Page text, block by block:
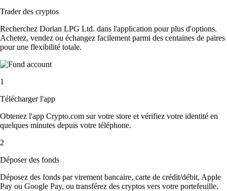
Trader des cryptos
Recherchez Dorian LPG Ltd. dans l'application pour plus d'options.
Achetez, vendez ou échangez facilement parmi des centaines de paires
pour une flexibilité totale.
1
Télécharger l'app
Obtenez l'app Crypto.com sur votre store et vérifiez votre identité en
quelques minutes depuis votre téléphone.
2
Déposer des fonds
Déposez des fonds par virement bancaire, carte de crédit/débit, Apple
Pay ou Google Pay, ou transférez des cryptos vers votre portefeuille.